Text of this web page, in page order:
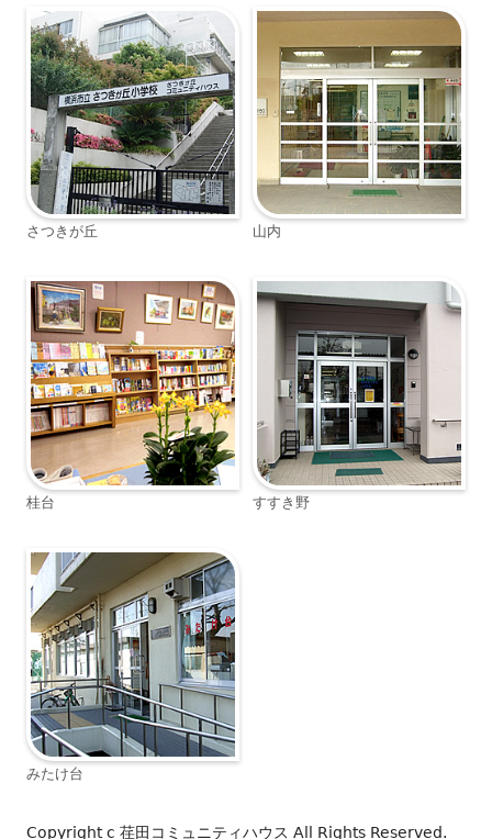
さつきが丘 山内
桂台 すすき野
みたけ台
Copyright c 荏田コミュニティハウス All Rights Reserved.